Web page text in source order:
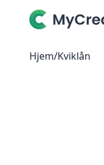
Hjem/Kviklån